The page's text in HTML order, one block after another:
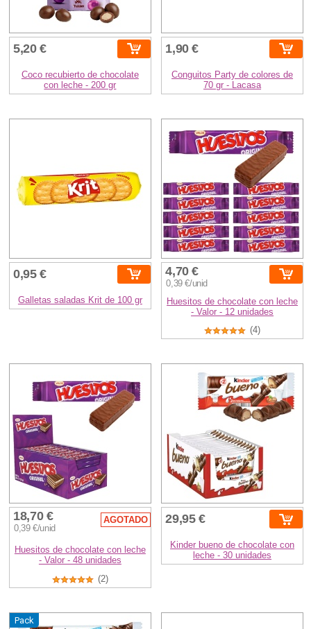
5,20 €
Coco recubierto de chocolate
con leche - 200 gr
1,90 €
Conguitos Party de colores de
70 gr - Lacasa
0,95 €
Galletas saladas Krit de 100 gr
4,70 €
0,39 €/unid
Huesitos de chocolate con leche
- Valor - 12 unidades
(4)
18,70 €
0,39 €/unid
AGOTADO
Huesitos de chocolate con leche
- Valor - 48 unidades
(2)
29,95 €
Kinder bueno de chocolate con
leche - 30 unidades
Pack